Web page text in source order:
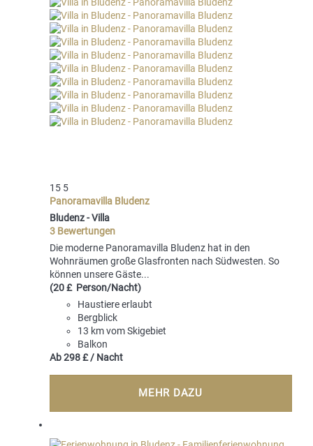
15 5
Panoramavilla Bludenz
Bludenz -Villa
3 Bewertungen
Die moderne Panoramavilla Bludenz hat in den
Wohnräumen große Glasfronten nach Südwesten. So
können unsere Gäste...
(20 £ Person/Nacht)
Haustiere erlaubt
Bergblick
13 km vom Skigebiet
Balkon
Ab 298 £ / Nacht
MEHR DAZU